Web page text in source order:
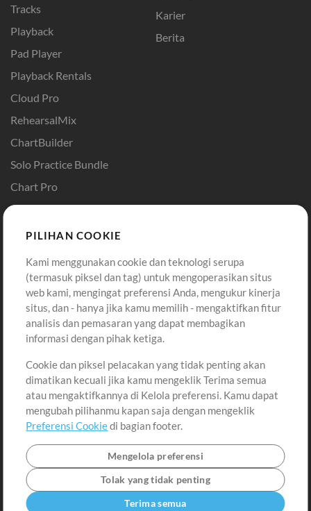
Tracks
Playback
Pad Player
Playback Rentals
Cloud Pro
RehearsalMix
ChartBuilder
Solo Practice Bundle
Chart Pro
Template ProPresenter
Sound
Karier
Berita
Pembelian
Beli Kredit
Konten Gratis
Permintaan Lagu
Lain-lain
Sesi
Kirimkan musik kamu
Playlist
MT Conference
Akun
Masuk
Daftar
Lihat Keranjang
PILIHAN COOKIE
Kami menggunakan cookie dan teknologi serupa
(termasuk piksel dan tag) untuk mengoperasikan situs
web kami, mengingat preferensi Anda, mengukur kinerja
situs, dan - hanya jika kamu memilih - mengaktifkan fitur
analisis dan pemasaran yang dapat membagikan
informasi dengan pihak ketiga.
Cookie dan piksel pelacakan yang tidak penting akan
dimatikan kecuali jika kamu mengeklik Terima semua
atau mengaktifkannya di Kelola preferensi. Kamu dapat
mengubah pilihanmu kapan saja dengan mengeklik
Preferensi Cookiedi bagian footer.
Mengelola preferensi
Tolak yang tidak penting
Terima semua